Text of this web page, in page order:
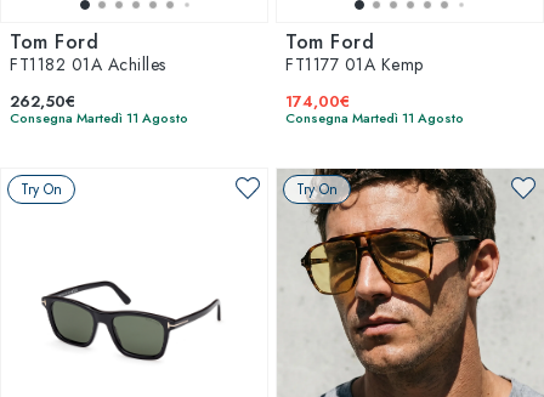
Tom Ford
FT1182 01A Achilles
262,50€
Consegna Martedì 11 Agosto
Tom Ford
FT1177 01A Kemp
174,00€
Consegna Martedì 11 Agosto
Try On Try On